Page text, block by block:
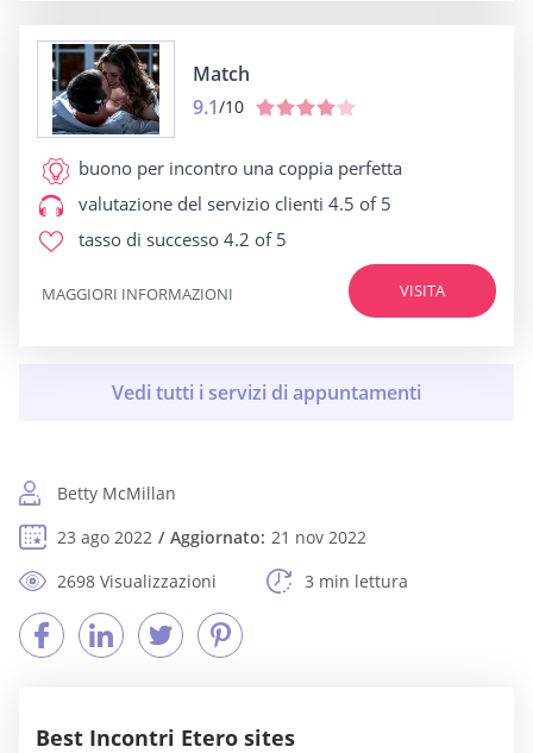
Match
9.1/10
buono per incontro una coppia perfetta
valutazione del servizio clienti 4.5 of 5
tasso di successo 4.2 of 5
VISITA
MAGGIORI INFORMAZIONI
Betty McMillan
23 ago 2022
Aggiornato: 21 nov 2022
2698 Visualizzazioni
3 min lettura
Best Incontri Etero sites